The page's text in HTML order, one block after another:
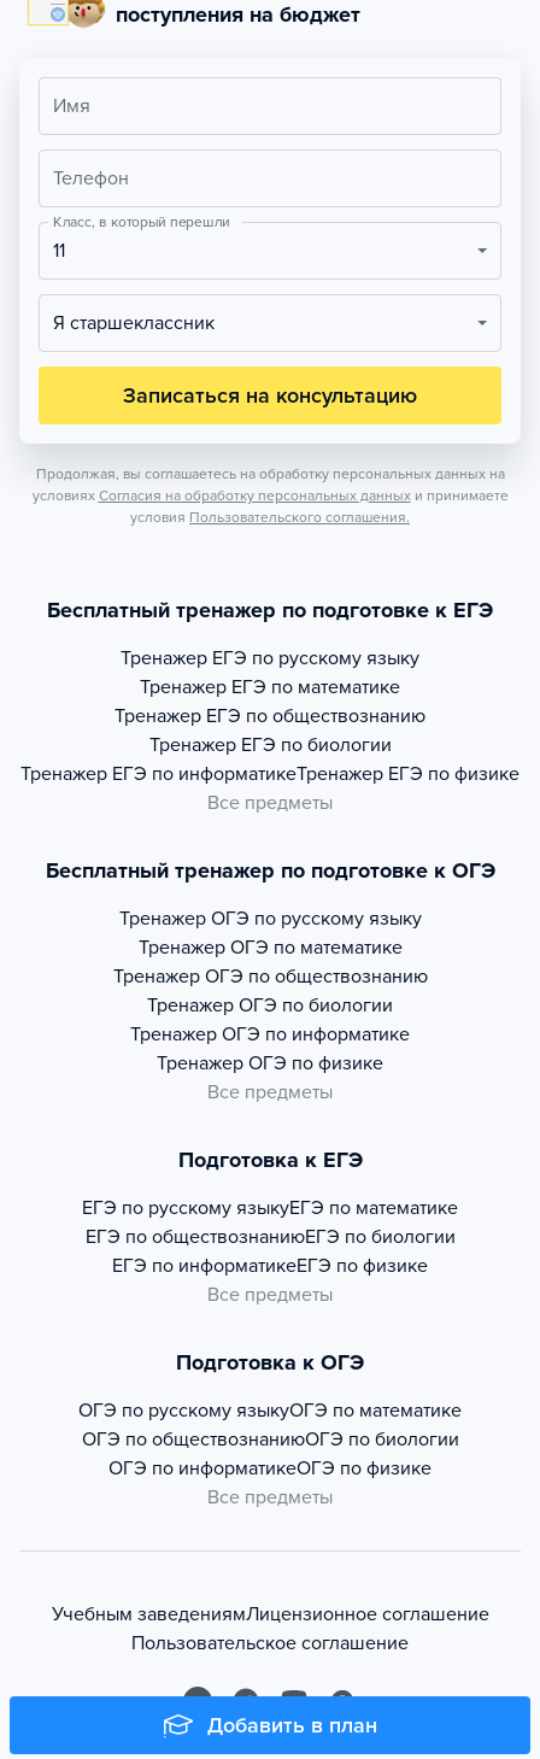
Добавить в план
поступления на бюджет
Имя
Телефон
Класс, в который перешли
11
Я старшеклассник
Записаться на консультацию
Продолжая, вы соглашаетесь на обработку персональных данных на
условиях Согласия на обработку персональных данных и принимаете
условия Пользовательского соглашения.
Бесплатный тренажер по подготовке к ЕГЭ
Тренажер ЕГЭ по русскому языку
Тренажер ЕГЭ по математике
Тренажер ЕГЭ по обществознанию
Тренажер ЕГЭ по биологии
Тренажер ЕГЭ по информатикеТренажер ЕГЭ по физике
Все предметы
Бесплатный тренажер по подготовке к ОГЭ
Тренажер ОГЭ по русскому языку
Тренажер ОГЭ по математике
Тренажер ОГЭ по обществознанию
Тренажер ОГЭ по биологии
Тренажер ОГЭ по информатике
Тренажер ОГЭ по физике
Все предметы
Подготовка к ЕГЭ
ЕГЭ по русскому языкуЕГЭ по математике
ЕГЭ по обществознаниюЕГЭ по биологии
ЕГЭ по информатикеЕГЭ по физике
Все предметы
Подготовка к ОГЭ
ОГЭ по русскому языкуОГЭ по математике
ОГЭ по обществознаниюОГЭ по биологии
ОГЭ по информатикеОГЭ по физике
Все предметы
Учебным заведениямЛицензионное соглашение
Пользовательское соглашение